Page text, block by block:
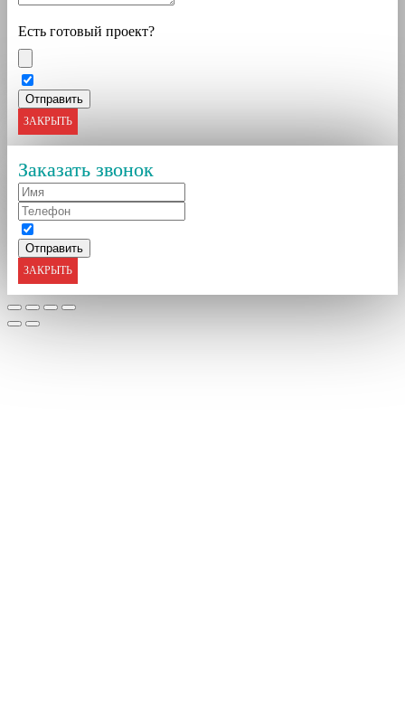
Есть готовый проект?
ЗАКРЫТЬ
Заказать звонок
ЗАКРЫТЬ